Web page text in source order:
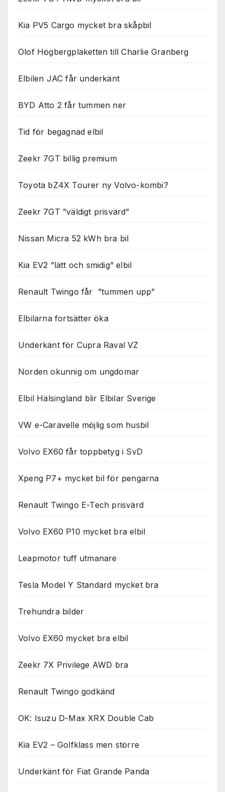
Kia PV5 Cargo mycket bra skåpbil
Olof Högbergplaketten till Charlie Granberg
Elbilen JAC får underkänt
BYD Atto 2 får tummen ner
Tid för begagnad elbil
Zeekr 7GT billig premium
Toyota bZ4X Tourer ny Volvo-kombi?
Zeekr 7GT ”väldigt prisvärd”
Nissan Micra 52 kWh bra bil
Kia EV2 ”lätt och smidig” elbil
Renault Twingo får ”tummen upp”
Elbilarna fortsätter öka
Underkänt för Cupra Raval VZ
Norden okunnig om ungdomar
Elbil Hälsingland blir Elbilar Sverige
VW e-Caravelle möjlig som husbil
Volvo EX60 får toppbetyg i SvD
Xpeng P7+ mycket bil för pengarna
Renault Twingo E-Tech prisvärd
Volvo EX60 P10 mycket bra elbil
Leapmotor tuff utmanare
Tesla Model Y Standard mycket bra
Trehundra bilder
Volvo EX60 mycket bra elbil
Zeekr 7X Privilege AWD bra
Renault Twingo godkänd
OK: Isuzu D-Max XRX Double Cab
Kia EV2 – Golfklass men större
Underkänt för Fiat Grande Panda